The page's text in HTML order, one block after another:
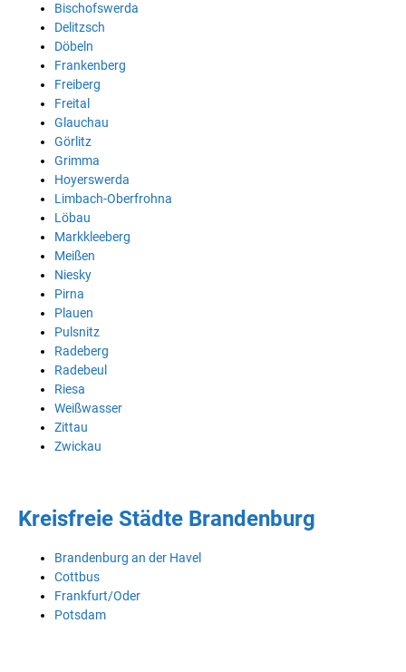
Bischofswerda
Delitzsch
Döbeln
Frankenberg
Freiberg
Freital
Glauchau
Görlitz
Grimma
Hoyerswerda
Limbach-Oberfrohna
Löbau
Markkleeberg
Meißen
Niesky
Pirna
Plauen
Pulsnitz
Radeberg
Radebeul
Riesa
Weißwasser
Zittau
Zwickau
Kreisfreie Städte Brandenburg
Brandenburg an der Havel
Cottbus
Frankfurt/Oder
Potsdam